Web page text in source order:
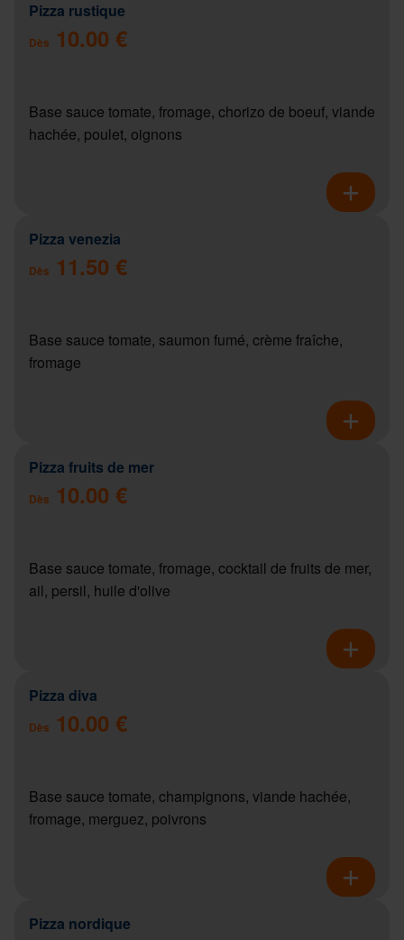
Pizza rustique
Dès 10.00 €
Base sauce tomate, fromage, chorizo de boeuf, viande
hachée, poulet, oignons
Pizza venezia
Dès 11.50 €
Base sauce tomate, saumon fumé, crème fraîche,
fromage
Pizza fruits de mer
Dès 10.00 €
Base sauce tomate, fromage, cocktail de fruits de mer,
ail, persil, huile d'olive
Pizza diva
Dès 10.00 €
Base sauce tomate, champignons, viande hachée,
fromage, merguez, poivrons
Pizza nordique